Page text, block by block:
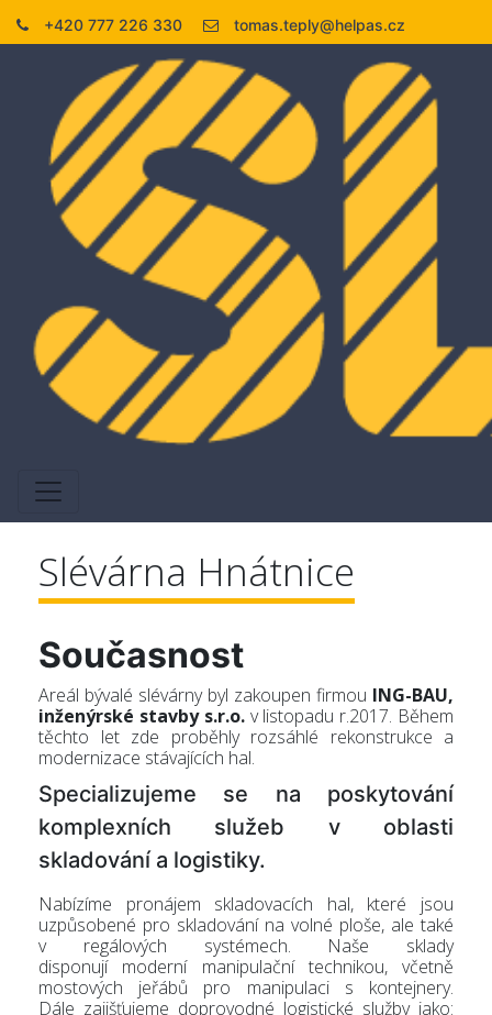
+420 777 226 330 tomas.teply@helpas.cz
-
Slévárna Hnátnice
Současnost
Areál bývalé slévárny byl zakoupen firmou ING-BAU,
inženýrské stavby s.r.o.v listopadu r.2017. Během
těchto let zde proběhly rozsáhlé rekonstrukce a
modernizace stávajících hal.
Specializujeme se na poskytování
komplexních služeb v oblasti
skladování a logistiky.
Nabízíme pronájem skladovacích hal, které jsou
uzpůsobené pro skladování na volné ploše, ale také
v regálových systémech. Naše sklady
disponují moderní manipulační technikou, včetně
mostových jeřábů pro manipulaci s kontejnery.
Dále zajišťujeme doprovodné logistické služby jako: